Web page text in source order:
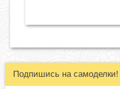
Подпишись на самоделки!